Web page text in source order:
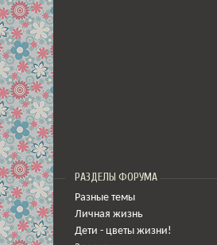
РАЗДЕЛЫ ФОРУМА
Разные темы
Личная жизнь
Дети - цветы жизни!